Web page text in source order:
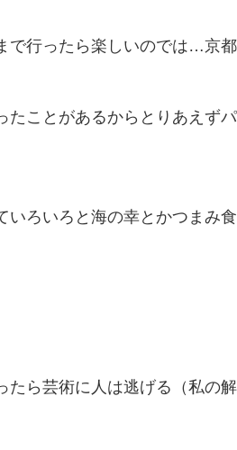
行ったら楽しいのでは…京都
たことがあるからとりあえず
いろいろと海の幸とかつまみ
たら芸術に人は逃げる（私の